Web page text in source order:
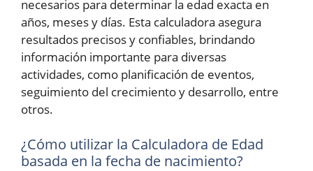
necesarios para determinar la edad exacta en
años, meses y días. Esta calculadora asegura
resultados precisos y confiables, brindando
información importante para diversas
actividades, como planificación de eventos,
seguimiento del crecimiento y desarrollo, entre
otros.
¿Cómo utilizar la Calculadora de Edad
basada en la fecha de nacimiento?